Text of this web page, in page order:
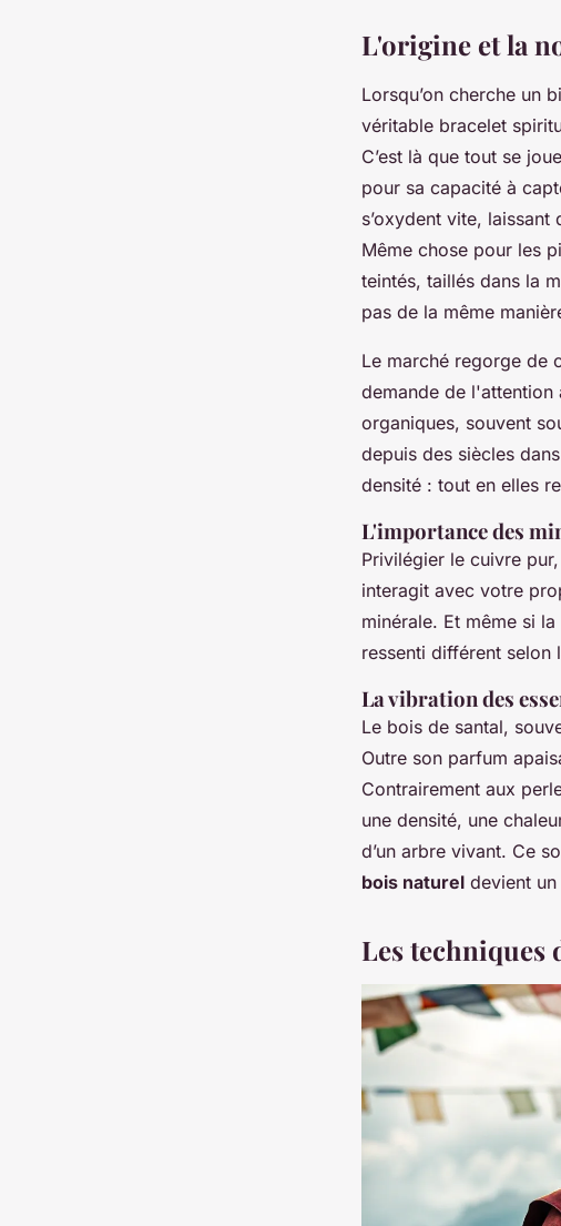
L'origine et la
Lorsqu’on cherche un
véritable bracelet
C’est là que tout se
pour sa capacité à
s’oxydent vite,
Même chose pour les
teintés, taillés dans la
pas de la même
Le marché regorge de
demande de l'attention
organiques, souvent
depuis des siècles
densité : tout en elles
L'importance des
Privilégier le cuivre
interagit avec votre
minérale. Et même si
ressenti différent selon
La vibration des
Le bois de santal,
Outre son parfum
Contrairement aux
une densité, une
d’un arbre vivant. Ce
bois naturel devient
Les techniques